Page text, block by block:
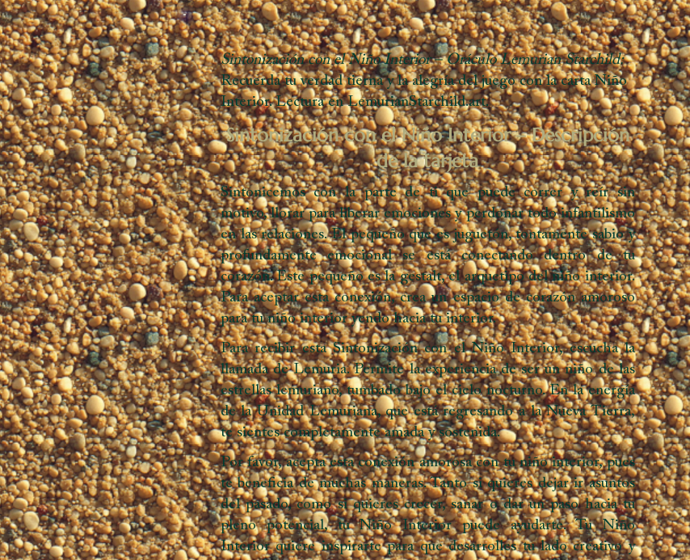
Sintonización con el Niño Interior – Oráculo Lemurian Starchild:
Recuerda tu verdad tierna y la alegría del juego con la carta Niño
Interior. Lectura en LemurianStarchild.art.
Sintonización con el Niño Interior – Descripción
de la tarjeta
Sintonicemos con la parte de ti que puede correr y reír sin
motivo, llorar para liberar emociones y perdonar todo infantilismo
en las relaciones. El pequeño que es juguetón, tontamente sabio y
profundamente emocional se está conectando dentro de tu
corazón. Este pequeño es la gestalt, el arquetipo del niño interior.
Para aceptar esta conexión, crea un espacio de corazón amoroso
para tu niño interior yendo hacia tu interior.
Para recibir esta Sintonización con el Niño Interior, escucha la
llamada de Lemuria. Permite la experiencia de ser un niño de las
estrellas lemuriano, tumbado bajo el cielo nocturno. En la energía
de la Unidad Lemuriana, que está regresando a la Nueva Tierra,
te sientes completamente amada y sostenida.
Por favor, acepta esta conexión amorosa con tu niño interior, pues
te beneficia de muchas maneras. Tanto si quieres dejar ir asuntos
del pasado, como si quieres crecer, sanar o dar un paso hacia tu
pleno potencial, tu Niño Interior puede ayudarte. Tu Niño
Interior quiere inspirarte para que desarrolles tu lado creativo y